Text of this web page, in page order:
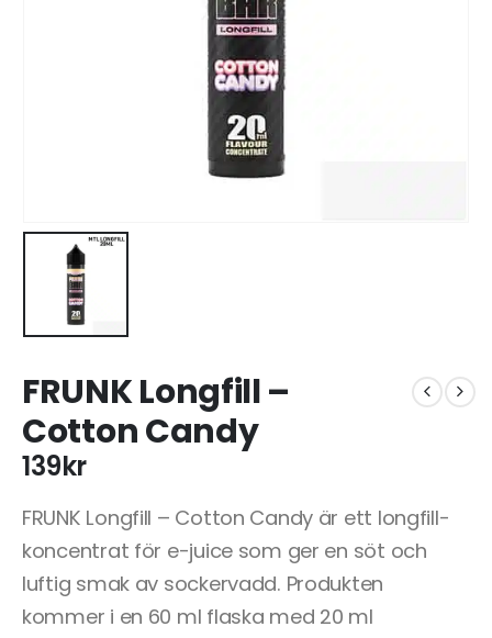
FRUNK Longfill –
Cotton Candy
139kr
FRUNK Longfill – Cotton Candy är ett longfill-
koncentrat för e-juice som ger en söt och
luftig smak av sockervadd. Produkten
kommer i en 60 ml flaska med 20 ml